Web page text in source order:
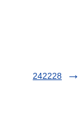
242228